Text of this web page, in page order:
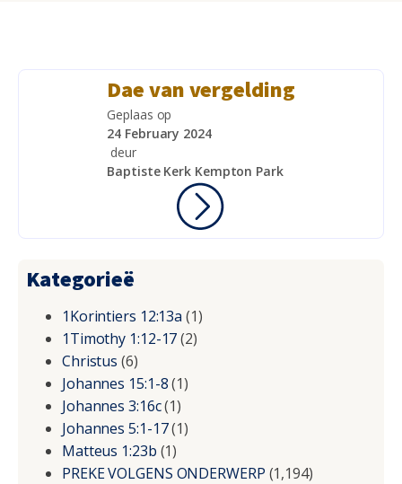
Dae van vergelding
Geplaas op
24 February 2024
deur
Baptiste Kerk Kempton Park
Kategorieë
1Korintiers 12:13a (1)
1Timothy 1:12-17(2)
Christus (6)
Johannes 15:1-8(1)
Johannes 3:16c(1)
Johannes 5:1-17(1)
Matteus 1:23b (1)
PREKE VOLGENS ONDERWERP (1,194)